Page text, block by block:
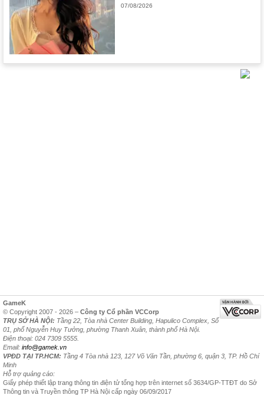
07/08/2026
GameK
© Copyright 2007 - 2026 – Công ty Cổ phần VCCorp
TRỤ SỞ HÀ NỘI: Tầng 22, Tòa nhà Center Building, Hapulico Complex, Số
01, phố Nguyễn Huy Tưởng, phường Thanh Xuân, thành phố Hà Nội.
Điện thoại: 024 7309 5555.
Email: info@gamek.vn
VPĐD TẠI TP.HCM: Tầng 4 Tòa nhà 123, 127 Võ Văn Tần, phường 6, quận 3, TP. Hồ Chí
Minh
Hỗ trợ quảng cáo:
Giấy phép thiết lập trang thông tin điện tử tổng hợp trên internet số 3634/GP-TTĐT do Sở
Thông tin và Truyền thông TP Hà Nội cấp ngày 06/09/2017